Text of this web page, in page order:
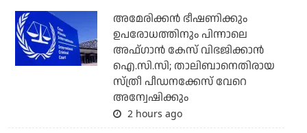
അമേരിക്കന്‍ ഭീഷണിക്കും
ഉപരോധത്തിനും പിന്നാലെ
അഫ്ഗാന്‍ കേസ് വിഭജിക്കാന്‍
ഐ.സി.സി; താലിബാനെതിരായ
സ്ത്രീ പീഡനക്കേസ് വേറെ
അന്വേഷിക്കും
2 hours ago